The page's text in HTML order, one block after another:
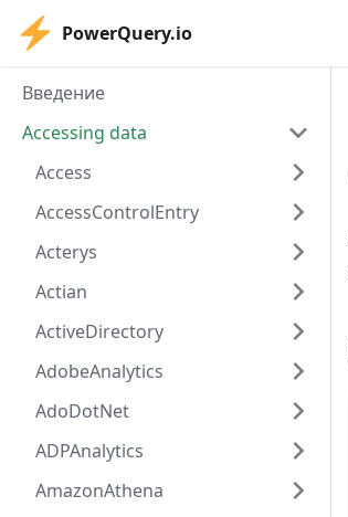
PowerQuery.io
Введение
Accessing data
Access
AccessControlEntry
Acterys
Actian
ActiveDirectory
AdobeAnalytics
AdoDotNet
ADPAnalytics
AmazonAthena